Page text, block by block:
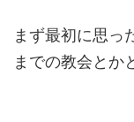
まず最初に思っ
までの教会とか